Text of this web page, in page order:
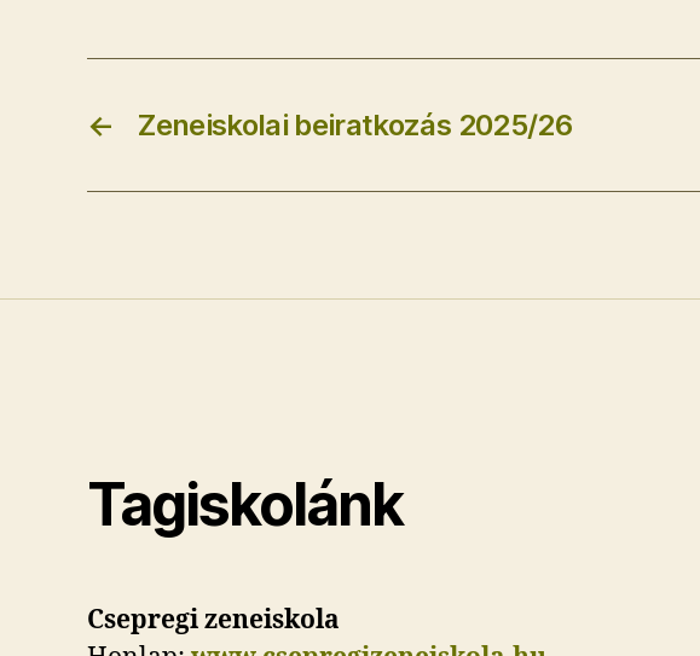
← Zeneiskolai beiratkozás 2025/26
Tagiskolánk
Csepregi zeneiskola